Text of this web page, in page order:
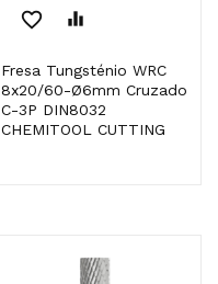
favorite_border equalizer
Fresa Tungsténio WRC
8x20/60-Ø6mm Cruzado
C-3P DIN8032
CHEMITOOL CUTTING